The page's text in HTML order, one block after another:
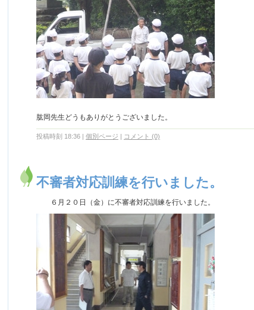
肱岡先生どうもありがとうございました。
投稿時刻 18:36 | 個別ページ | コメント (0)
不審者対応訓練を行いました。
６月２０日（金）に不審者対応訓練を行いました。